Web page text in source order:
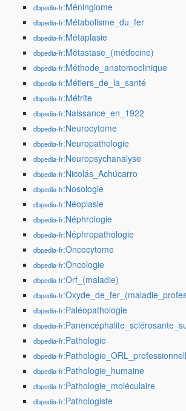
dbpedia-fr:Méningiome
dbpedia-fr:Métabolisme_du_fer
dbpedia-fr:Métaplasie
dbpedia-fr:Métastase_(médecine)
dbpedia-fr:Méthode_anatomoclinique
dbpedia-fr:Métiers_de_la_santé
dbpedia-fr:Métrite
dbpedia-fr:Naissance_en_1922
dbpedia-fr:Neurocytome
dbpedia-fr:Neuropathologie
dbpedia-fr:Neuropsychanalyse
dbpedia-fr:Nicolás_Achúcarro
dbpedia-fr:Nosologie
dbpedia-fr:Néoplasie
dbpedia-fr:Néphrologie
dbpedia-fr:Néphropathologie
dbpedia-fr:Oncocytome
dbpedia-fr:Oncologie
dbpedia-fr:Orf_(maladie)
dbpedia-fr
dbpedia-fr:Paléopathologie
dbpedia-fr
dbpedia-fr:Pathologie
dbpedia-fr
dbpedia-fr:Pathologie_humaine
dbpedia-fr:Pathologie_moléculaire
dbpedia-fr:Pathologiste